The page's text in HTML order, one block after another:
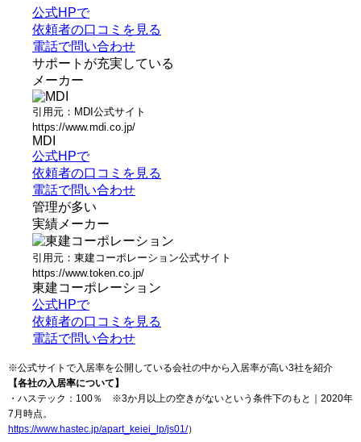
公式HPで
依頼者の口コミを見る
電話で問い合わせ
サポートが充実している
メーカー
引用元：MDI公式サイト
https://www.mdi.co.jp/
MDI
公式HPで
依頼者の口コミを見る
電話で問い合わせ
管理が多い
実績メーカー
引用元：東建コーポレーション公式サイト
https://www.token.co.jp/
東建コーポレーション
公式HPで
依頼者の口コミを見る
電話で問い合わせ
※公式サイトで入居率を公開している会社の中から入居率が高い3社を紹介
【各社の入居率について】
・ハステック：100％ ※3か月以上の空きがないという条件下のもと｜2020年
7月時点。
https://www.hastec.jp/apart_keiei_lp/js01/）